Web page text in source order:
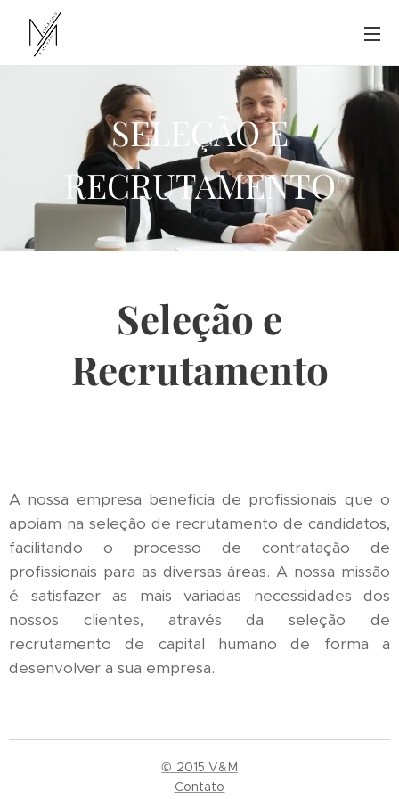
SELEÇÃO E
RECRUTAMENTO
Seleção e
Recrutamento
A nossa empresa beneficia de profissionais que o
apoiam na seleção de recrutamento de candidatos,
facilitando o processo de contratação de
profissionais para as diversas áreas. A nossa missão
é satisfazer as mais variadas necessidades dos
nossos clientes, através da seleção de
recrutamento de capital humano de forma a
desenvolver a sua empresa.
© 2015 V&M
Contato